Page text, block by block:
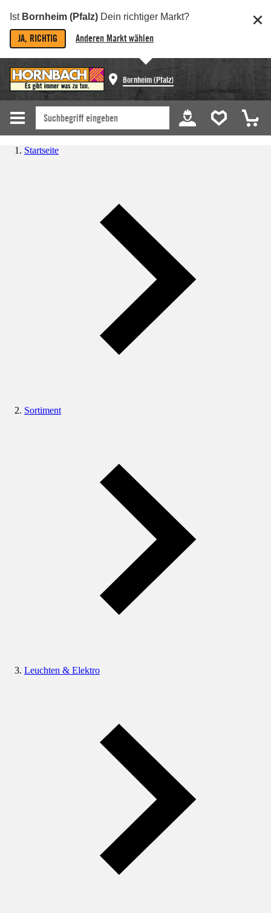
Ist Bornheim (Pfalz) Dein richtiger Markt?
JA, RICHTIG Anderen Markt wählen
Bornheim (Pfalz)
Startseite
Sortiment
Leuchten & Elektro